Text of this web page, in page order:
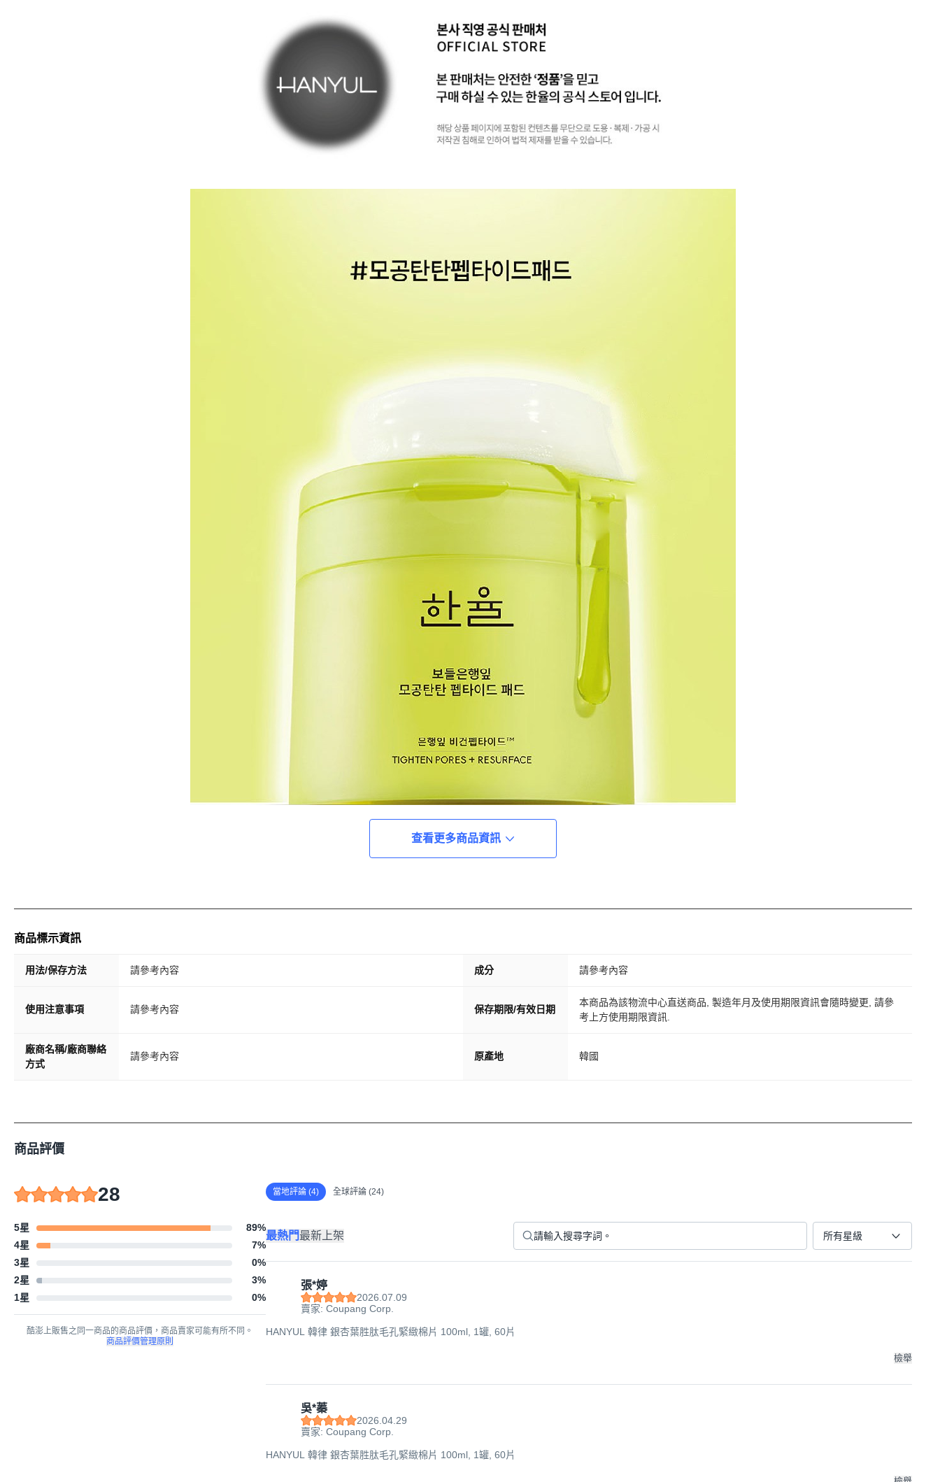
查看更多商品資訊
商品標示資訊
用法/保存方法 請參考內容 成分 請參考內容
使用注意事項 請參考內容 保存期限/有效日期
本商品為該物流中心直送商品, 製造年月及使用期限資訊會隨時變更, 請參
考上方使用期限資訊.
廠商名稱/廠商聯絡
方式
請參考內容 原產地 韓國
商品評價
28
5星 89%
4星
7%
3星
0%
2星
3%
1星
0%
酷澎上販售之同一商品的商品評價，商品賣家可能有所不同。
商品評價管理原則
當地評論 (4) 全球評論 (24)
最熱門最新上架 所有星級
張*婷
2026.07.09
賣家: Coupang Corp.
HANYUL 韓律 銀杏葉胜肽毛孔緊緻棉片 100ml, 1罐, 60片
檢舉
吳*蓁
2026.04.29
賣家: Coupang Corp.
HANYUL 韓律 銀杏葉胜肽毛孔緊緻棉片 100ml, 1罐, 60片